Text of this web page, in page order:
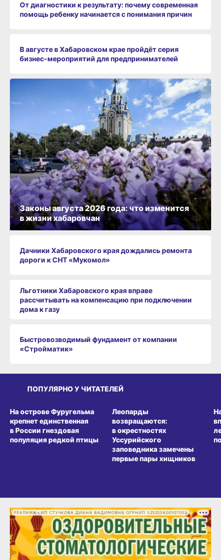
От диагностики к результату: почему современная
помощь ребенку начинается с понимания причин
В августе в Хабаровском крае пройдёт серия
бизнес‑мероприятий для предпринимателей
Дачники Хабаровского края дождались ремонта
дороги к СНТ «Мукомол»
Льготники Хабаровского края вправе
рассчитывать на компенсацию при подключении
дома к газу
Быстровозводимый фундамент от компании
«Стройматик»
Законы августа 2026 года: что изменится
в жизни хабаровчан
ПОПУЛЯРНО У ЧИТАТЕЛЕЙ
На острове Фуругельма
крепнет единственная
в России гнездовая
популяция редкой птицы
Леопарды
возвращаются:
в окрестностях
Уссурийского
заповедника замечены
первые пары хищников
РЕКЛАМА • ИП СТУЧКОВА ДИАНА ВАДИМОВНА ОГРНИП 325253600107053